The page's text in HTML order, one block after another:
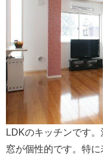
LDKのキッチンです
窓が個性的です。特